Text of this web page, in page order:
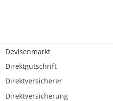
Devisenmarkt
Direktgutschrift
Direktversicherer
Direktversicherung